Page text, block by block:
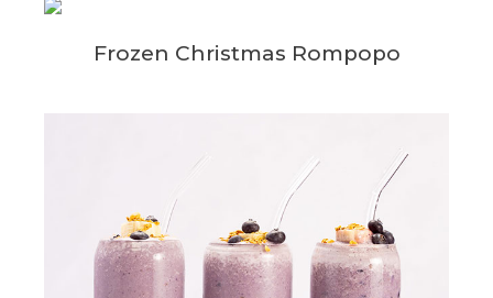
Frozen Christmas Rompopo